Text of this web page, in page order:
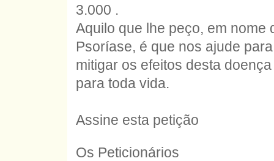
3.000 .
Aquilo que lhe peço, em nome
Psoríase, é que nos ajude
mitigar os efeitos desta
para toda vida.
Assine esta petição
Os Peticionários